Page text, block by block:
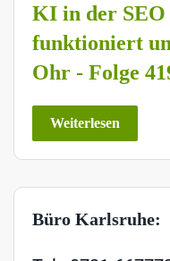
KI in der SEO
funktioniert
Ohr - Folge
Weiterlesen
Büro Karlsruhe: